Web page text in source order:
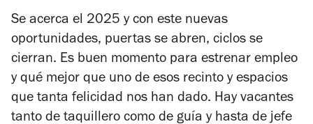
Se acerca el 2025 y con este nuevas
oportunidades, puertas se abren, ciclos se
cierran. Es buen momento para estrenar empleo
y qué mejor que uno de esos recinto y espacios
que tanta felicidad nos han dado. Hay vacantes
tanto de taquillero como de guía y hasta de jefe